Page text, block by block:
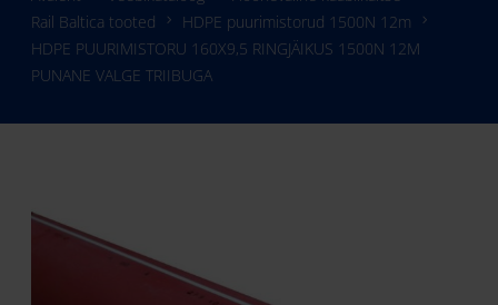
Rail Baltica tooted
HDPE puurimistorud 1500N 12m
HDPE PUURIMISTORU 160X9,5 RINGJÄIKUS 1500N 12M
PUNANE VALGE TRIIBUGA